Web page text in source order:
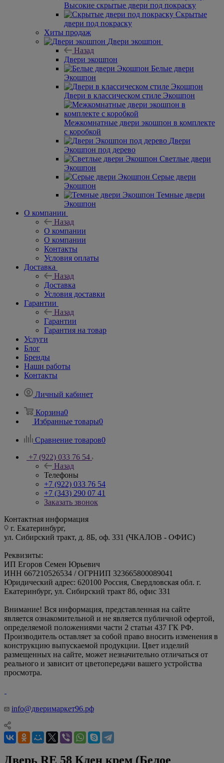
Высокие скрытые двери под покраску
Скрытые
двери под покраску
Хиты продаж
Двери экошпон
Назад
Двери экошпон
Белые двери
Экошпон
Двери в классическом стиле Экошпон
Межкомнатные двери экошпон в комплекте
с коробкой
Двери
Экошпон под дерево
Светлые двери
Экошпон
Серые двери
Экошпон
Темные двери
Экошпон
О компании
Назад
О компании
О компании
Контакты
Условия оплаты
Доставка
Назад
Доставка
Условия доставки
Гарантии
Назад
Гарантии
Гарантия на товар
Услуги
Блог
Бренды
Наши работы
Контакты
Личный кабинет
Корзина0
Избранные товары0
Сравнение товаров0
+7 (922) 033 76 54
Назад
Телефоны
+7 (922) 033 76 54
+7 (343) 290 07 41
Заказать звонок
Контактная информация
г. Екатеринбург,
ул. Сибирский тракт, д. 8Б, оф. 331 (ЧКАЛОВ - ОФИС)
Реквизиты:
ИП Егоров Семен Юрьевич
ИНН 667210526534 / ОГРНИП 323665800089041
Юридический адрес: 620100 Россия, Свердловская обл. г.
Екатеринбург, ул. Сибирский тракт 8б, офис 331
Внимание! Вся информация, представленная на сайте
является ознакомительной и не является публичной офертой,
определяемой положениями части 2 статьи 437 ГК РФ.
Производитель оставляет за собой право вносить изменения в
конструкцию выпускаемой продукции. Цвет изделий
размещенных на сайте, может незначительно отличаться от
реального и зависит от цветопередачи вашего устройства
просмотра.
info@дверимаркет96.рф
Дверь RE 58 Клен крем (Белое